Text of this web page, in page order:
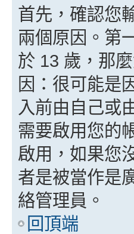
首先，確認您
兩個原因。第
於 13 歲，那
因：很可能是
入前由自己或
需要啟用您的
啟用，如果您
者是被當作是
絡管理員。
回頂端